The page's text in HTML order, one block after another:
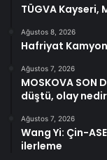
TÜGVA Kayseri,
Ağustos 8, 2026
Hafriyat
Ağustos 7, 2026
MOSKOVA SON
düştü, olay
Ağustos 7, 2026
Wang Yi: Çin-
ilerleme